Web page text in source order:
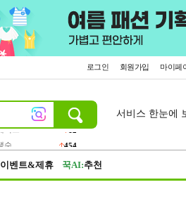
로그인 회원가입 마이페
서비스 한눈에
이벤트&제휴 꾹AI:추천